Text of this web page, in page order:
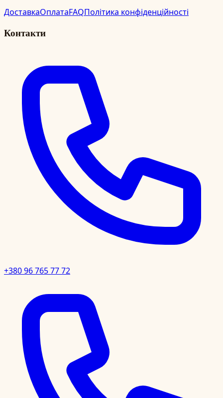
ДоставкаОплатаFAQПолітика конфіденційності
Контакти
+380 96 765 77 72